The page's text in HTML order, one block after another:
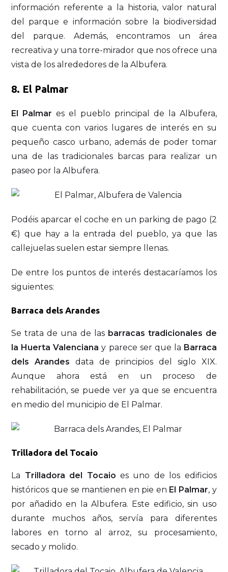
información referente a la historia, valor natural
del parque e información sobre la biodiversidad
del parque. Además, encontramos un área
recreativa y una torre-mirador que nos ofrece una
vista de los alrededores de la Albufera.
8. El Palmar
El Palmar es el pueblo principal de la Albufera,
que cuenta con varios lugares de interés en su
pequeño casco urbano, además de poder tomar
una de las tradicionales barcas para realizar un
paseo por la Albufera.
Podéis aparcar el coche en un parking de pago (2
€) que hay a la entrada del pueblo, ya que las
callejuelas suelen estar siempre llenas.
De entre los puntos de interés destacaríamos los
siguientes:
Barraca dels Arandes
Se trata de una de las barracas tradicionales de
la Huerta Valenciana y parece ser que la Barraca
dels Arandes data de principios del siglo XIX.
Aunque ahora está en un proceso de
rehabilitación, se puede ver ya que se encuentra
en medio del municipio de El Palmar.
Trilladora del Tocaio
La Trilladora del Tocaio es uno de los edificios
históricos que se mantienen en pie en El Palmar, y
por añadido en la Albufera. Este edificio, sin uso
durante muchos años, servía para diferentes
labores en torno al arroz, su procesamiento,
secado y molido.